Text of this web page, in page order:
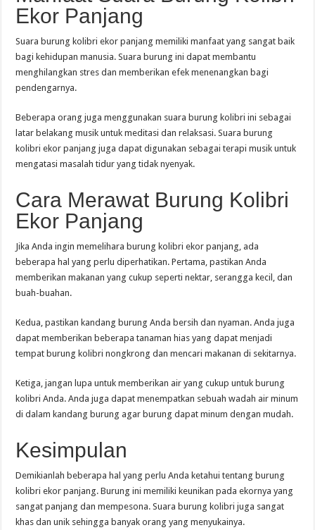
Ekor Panjang
Suara burung kolibri ekor panjang memiliki manfaat yang sangat baik
bagi kehidupan manusia. Suara burung ini dapat membantu
menghilangkan stres dan memberikan efek menenangkan bagi
pendengarnya.
Beberapa orang juga menggunakan suara burung kolibri ini sebagai
latar belakang musik untuk meditasi dan relaksasi. Suara burung
kolibri ekor panjang juga dapat digunakan sebagai terapi musik untuk
mengatasi masalah tidur yang tidak nyenyak.
Cara Merawat Burung Kolibri
Ekor Panjang
Jika Anda ingin memelihara burung kolibri ekor panjang, ada
beberapa hal yang perlu diperhatikan. Pertama, pastikan Anda
memberikan makanan yang cukup seperti nektar, serangga kecil, dan
buah-buahan.
Kedua, pastikan kandang burung Anda bersih dan nyaman. Anda juga
dapat memberikan beberapa tanaman hias yang dapat menjadi
tempat burung kolibri nongkrong dan mencari makanan di sekitarnya.
Ketiga, jangan lupa untuk memberikan air yang cukup untuk burung
kolibri Anda. Anda juga dapat menempatkan sebuah wadah air minum
di dalam kandang burung agar burung dapat minum dengan mudah.
Kesimpulan
Demikianlah beberapa hal yang perlu Anda ketahui tentang burung
kolibri ekor panjang. Burung ini memiliki keunikan pada ekornya yang
sangat panjang dan mempesona. Suara burung kolibri juga sangat
khas dan unik sehingga banyak orang yang menyukainya.